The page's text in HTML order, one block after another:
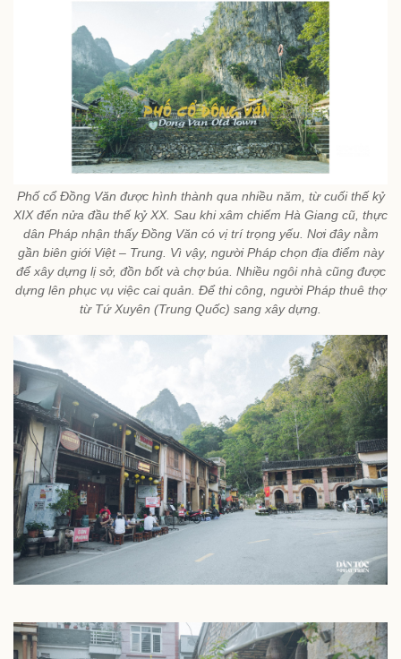
Phố cổ Đồng Văn được hình thành qua nhiều năm, từ cuối thế kỷ
XIX đến nửa đầu thế kỷ XX. Sau khi xâm chiếm Hà Giang cũ, thực
dân Pháp nhận thấy Đồng Văn có vị trí trọng yếu. Nơi đây nằm
gần biên giới Việt – Trung. Vì vậy, người Pháp chọn địa điểm này
để xây dựng lị sở, đồn bốt và chợ búa. Nhiều ngôi nhà cũng được
dựng lên phục vụ việc cai quản. Để thi công, người Pháp thuê thợ
từ Tứ Xuyên (Trung Quốc) sang xây dựng.